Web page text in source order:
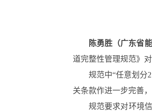
陈勇胜（广东省
道完整性管理规范》
规范中“任意划分
关条款作进一步完善
规范要求对环境